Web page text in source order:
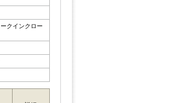
クインクロー